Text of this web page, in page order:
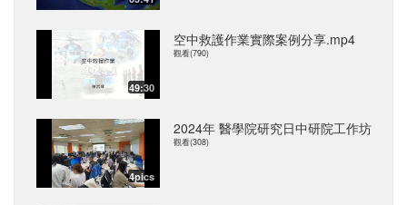
49:30
空中救護作業實際案例分享.mp4
觀看(790)
4pics
2024年 醫學院研究日中研院工作坊
觀看(308)